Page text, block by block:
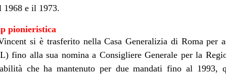
1968 e il 1973.
pionieristica
si è trasferito nella Casa Generalizia di Roma per
fino alla sua nomina a Consigliere Generale per la
che ha mantenuto per due mandati fino al 1993,